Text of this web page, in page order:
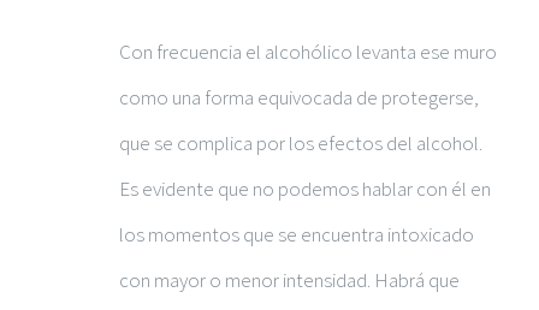
Con frecuencia el alcohólico levanta ese muro
como una forma equivocada de protegerse,
que se complica por los efectos del alcohol.
Es evidente que no podemos hablar con él en
los momentos que se encuentra intoxicado
con mayor o menor intensidad. Habrá que